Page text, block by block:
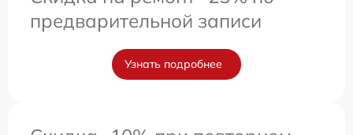
предварительной записи
Узнать подробнее